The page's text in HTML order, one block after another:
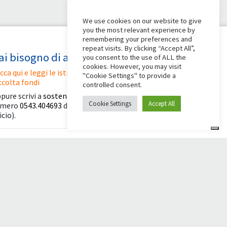
bisogno di aiuto?
qui e leggi le istruzioni per creare la tua
fondi
scrivi asostenitori@apg23.orgo chiama il
0543.404693 dal lunedì al venerdì (orari
We use cookies on our website to give
you the most relevant experience by
remembering your preferences and
repeat visits. By clicking “Accept All”,
you consent to the use of ALL the
cookies. However, you may visit
"Cookie Settings" to provide a
controlled consent.
Cookie Settings Accept All